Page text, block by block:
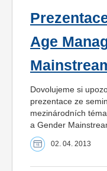
Age
Dovolujeme si
prezentace ze
mezinárodních
a Gender
02. 04. 2013